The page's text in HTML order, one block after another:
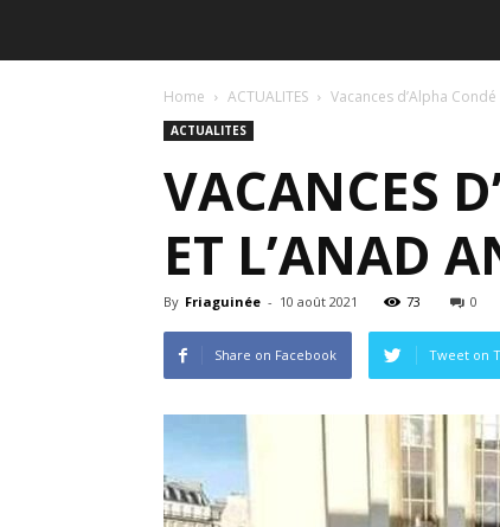
Home ACTUALITES Vacances d’Alpha
ACTUALITES
VACANCES
ET L’ANAD
By Friaguinée - 10 août 2021 73 0
Share on Facebook Tweet on